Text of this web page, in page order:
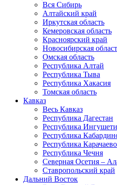
Вся Сибирь
Алтайский край
Иркутская область
Кемеровская область
Красноярский край
Новосибирская
Омская область
Республика Алтай
Республика Тыва
Республика Хакасия
Томская область
Кавказ
Весь Кавказ
Республика Дагестан
Республика
Республика
Республика
Республика Чечня
Северная Осетия –
Ставропольский край
Дальний Восток